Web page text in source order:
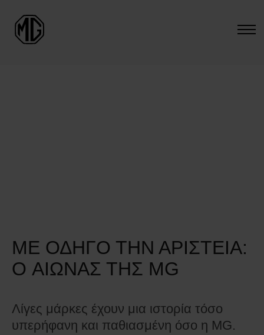
ΜΕ ΟΔΗΓΟ ΤΗΝ ΑΡΙΣΤΕΙΑ:
O ΑΙΩΝΑΣ ΤΗΣ MG
Λίγες μάρκες έχουν μια ιστορία τόσο
υπερήφανη και παθιασμένη όσο η MG.